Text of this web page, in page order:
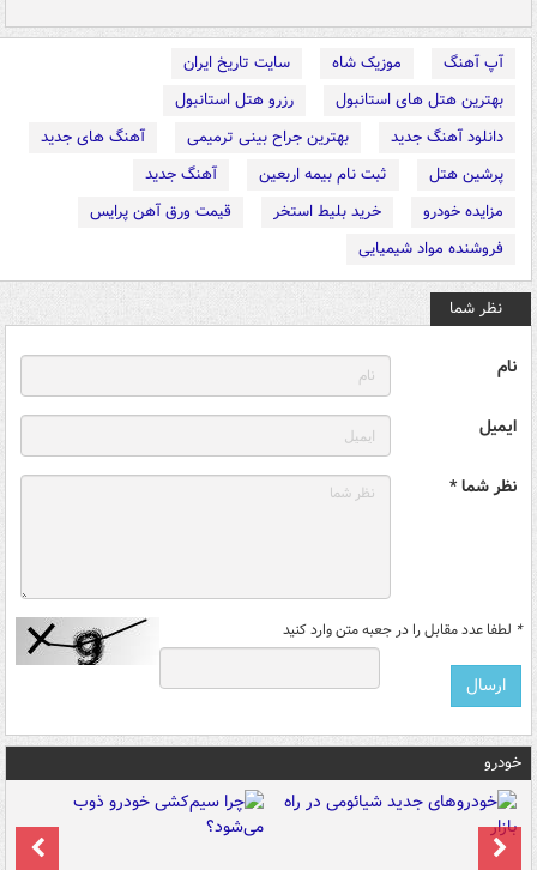
آپ آهنگ موزیک شاه
سایت تاریخ ایران
بهترین هتل های استانبول
رزرو هتل استانبول
دانلود آهنگ جدید
بهترین جراح بینی ترمیمی
آهنگ های جدید
پرشین هتل
ثبت نام بیمه اربعین
آهنگ جدید
مزایده خودرو
خرید بلیط استخر
قیمت ورق آهن پرایس
فروشنده مواد شیمیایی
نظر شما
نام
ایمیل
نظر شما *
* لطفا عدد مقابل را در جعبه متن وارد کنید
خودرو